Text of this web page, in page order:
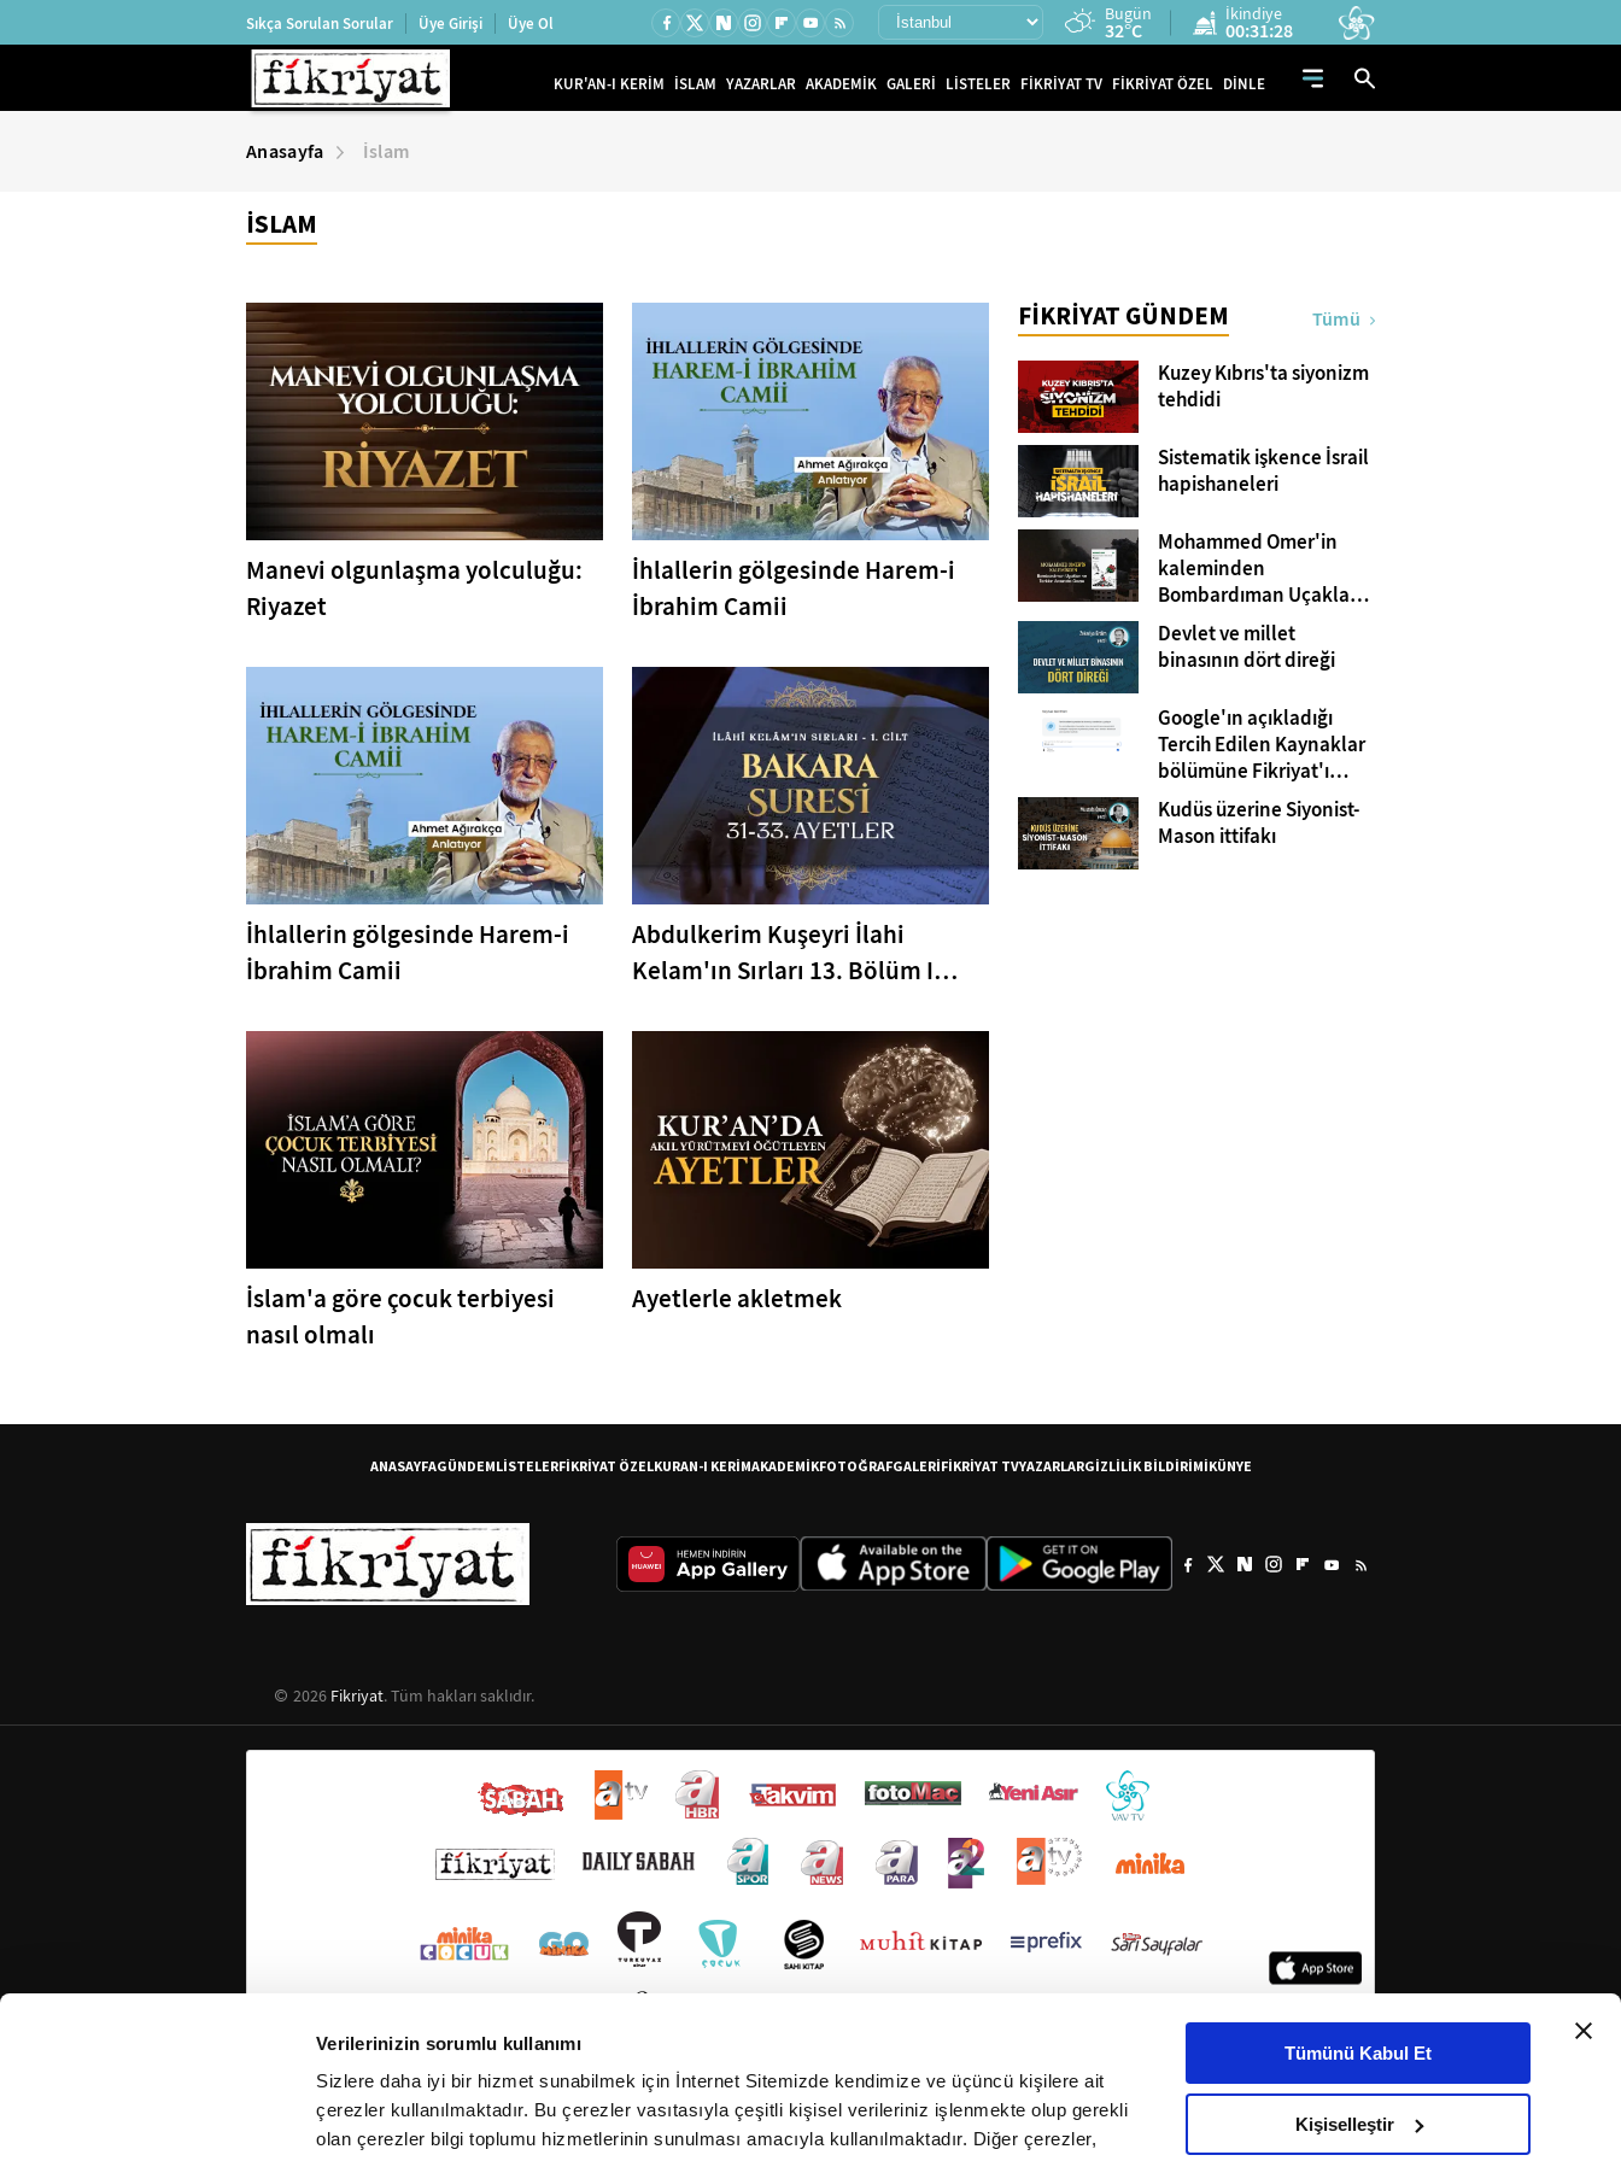
Verilerinizin sorumlu kullanımı
Sizlere daha iyi bir hizmet sunabilmek için İnternet Sitemizde kendimize ve üçüncü kişilere ait
çerezler kullanılmaktadır. Bu çerezler vasıtasıyla çeşitli kişisel verileriniz işlenmekte olup gerekli
olan çerezler bilgi toplumu hizmetlerinin sunulması amacıyla kullanılmaktadır. Diğer çerezler,
Tümünü Kabul Et
Kişiselleştir
Sıkça Sorulan Sorular Üye Girişi Üye Ol Bugün
32°C
İkindiye
00:31:28
KUR'AN-I KERİM İSLAM YAZARLAR AKADEMİK GALERİ LİSTELER FİKRİYAT TV FİKRİYAT ÖZEL DİNLE
Anasayfa İslam
İSLAM
Manevi olgunlaşma yolculuğu:
Riyazet
İhlallerin gölgesinde Harem-i
İbrahim Camii
İhlallerin gölgesinde Harem-i
İbrahim Camii
Abdulkerim Kuşeyri İlahi
Kelam'ın Sırları 13. Bölüm I
İslam'a göre çocuk terbiyesi
nasıl olmalı
Ayetlerle akletmek
FİKRİYAT GÜNDEM Tümü
Kuzey Kıbrıs'ta siyonizm
tehdidi
Sistematik işkence İsrail
hapishaneleri
Mohammed Omer'in
kaleminden
Bombardıman Uçakları
ve Tanklar Arasında
Gazze
Devlet ve millet
binasının dört direği
Google'ın açıkladığı
Tercih Edilen Kaynaklar
bölümüne Fikriyat'ı
eklemeyi unutmayın!
Kudüs üzerine Siyonist-
Mason ittifakı
ANASAYFAGÜNDEMLİSTELERFİKRİYAT ÖZELKURAN-I KERİMAKADEMİKFOTOĞRAFGALERİFİKRİYAT TVYAZARLARGİZLİLİK BİLDİRİMİKÜNYE
2026 Fikriyat. Tüm hakları saklıdır.